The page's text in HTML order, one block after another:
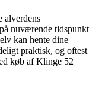
alverdens
nuværende tidspunkt
kan hente dine
praktisk, og oftest
køb af Klinge 52